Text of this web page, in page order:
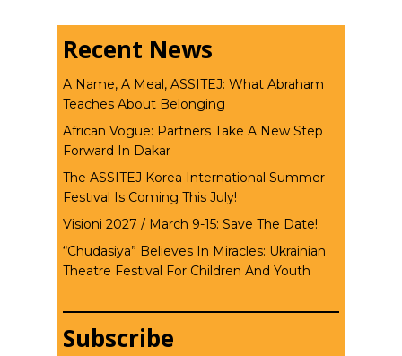
Recent News
A Name, A Meal, ASSITEJ: What Abraham
Teaches About Belonging
African Vogue: Partners Take A New Step
Forward In Dakar
The ASSITEJ Korea International Summer
Festival Is Coming This July!
Visioni 2027 / March 9-15: Save The Date!
“Chudasiya” Believes In Miracles: Ukrainian
Theatre Festival For Children And Youth
Subscribe